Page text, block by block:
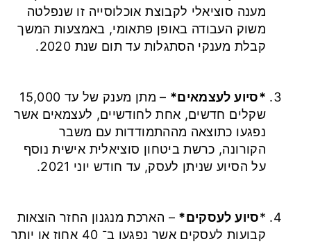
מענה סוציאלי לקבוצת אוכלוסייה זו שנפלטה
משוק העבודה באופן פתאומי, באמצעות המשך
קבלת מענקי הסתגלות עד תום שנת 2020.
*סיוע לעצמאים*
– מתן מענק של עד 15,000
שקלים חדשים, אחת לחודשיים, לעצמאים אשר
נפגעו כתוצאה מההתמודדות עם משבר
הקורונה, כרשת ביטחון סוציאלית אישית נוסף
על הסיוע שניתן לעסק, עד חודש יוני 2021.
*סיוע לעסקים* – הארכת מנגנון החזר הוצאות
קבועות לעסקים אשר נפגעו ב־ 40 אחוז או יותר